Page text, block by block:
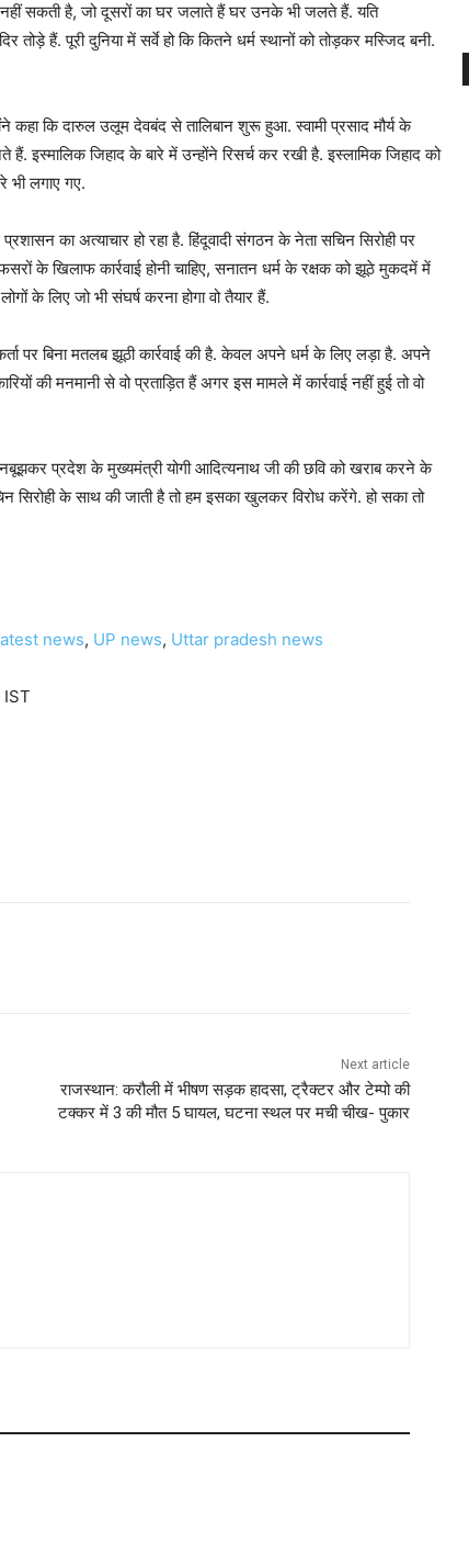
सकती है, जो दूसरों का घर जलाते हैं घर उनके भी जलते हैं. यति
तोड़े हैं. पूरी दुनिया में सर्वे हो कि कितने धर्म स्थानों को तोड़कर मस्जिद बनी.
कहा कि दारुल उलूम देवबंद से तालिबान शुरू हुआ. स्वामी प्रसाद मौर्य के
इस्मालिक जिहाद के बारे में उन्होंने रिसर्च कर रखी है. इस्लामिक जिहाद को
भी लगाए गए.
का अत्याचार हो रहा है. हिंदूवादी संगठन के नेता सचिन सिरोही पर
के खिलाफ कार्रवाई होनी चाहिए, सनातन धर्म के रक्षक को झूठे मुकदमें में
के लिए जो भी संघर्ष करना होगा वो तैयार हैं.
पर बिना मतलब झूठी कार्रवाई की है. केवल अपने धर्म के लिए लड़ा है. अपने
की मनमानी से वो प्रताड़ित हैं अगर इस मामले में कार्रवाई नहीं हुई तो वो
प्रदेश के मुख्यमंत्री योगी आदित्यनाथ जी की छवि को खराब करने के
सिरोही के साथ की जाती है तो हम इसका खुलकर विरोध करेंगे. हो सका तो
news, UP news, Uttar pradesh news
Next article
राजस्थान: करौली में भीषण सड़क हादसा, ट्रैक्टर और टेम्पो की
टक्कर में 3 की मौत 5 घायल, घटना स्थल पर मची चीख- पुकार